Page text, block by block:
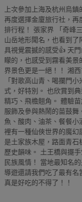
棒！ 再次
小風」幫忙安
百」的壯麗
山般的地貌極
然當天霧矇
璃棧道和袁家
苗寨經歷
」等迎賓儀
腳樓，結構
技藝、傳統
臘肉、酸
芙蓉鎮： 這
板街： 兩旁
滑透亮，很有
郁的土家族
米豆腐店」
腐與油粑粑，